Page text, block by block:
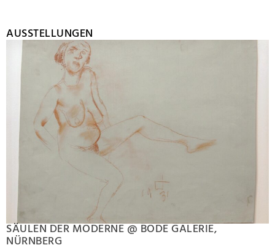
AUSSTELLUNGEN
SÄULEN DER MODERNE @ BODE GALERIE,